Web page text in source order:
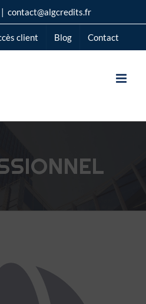
| contact@algcredits.fr
client Blog Contact